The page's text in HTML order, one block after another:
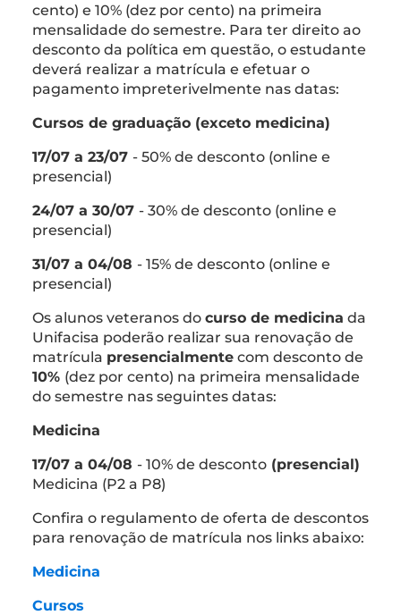
cento) e 10% (dez por cento) na primeira
mensalidade do semestre. Para ter direito ao
desconto da política em questão, o estudante
deverá realizar a matrícula e efetuar o
pagamento impreterivelmente nas datas:
Cursos de graduação (exceto medicina)
17/07 a 23/07 - 50% de desconto (online e
presencial)
24/07 a 30/07 - 30% de desconto (online e
presencial)
31/07 a 04/08 - 15% de desconto (online e
presencial)
Os alunos veteranos do curso de medicina da
Unifacisa poderão realizar sua renovação de
matrícula presencialmente com desconto de
10% (dez por cento) na primeira mensalidade
do semestre nas seguintes datas:
Medicina
17/07 a 04/08 - 10% de desconto (presencial)
Medicina (P2 a P8)
Confira o regulamento de oferta de descontos
para renovação de matrícula nos links abaixo:
Medicina
Cursos